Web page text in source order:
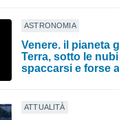
ASTRONOMIA
Venere. il pianeta
Terra, sotto le
spaccarsi e forse
ATTUALITÀ